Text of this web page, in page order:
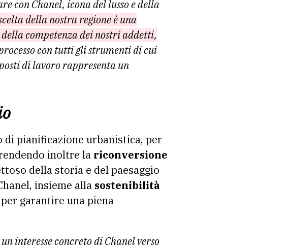
con Chanel, icona del lusso e della
della nostra regione è una
competenza dei nostri addetti,
con tutti gli strumenti di cui
di lavoro rappresenta un
di pianificazione urbanistica, per
inoltre la riconversione
della storia e del paesaggio
insieme alla sostenibilità
garantire una piena
interesse concreto di Chanel verso